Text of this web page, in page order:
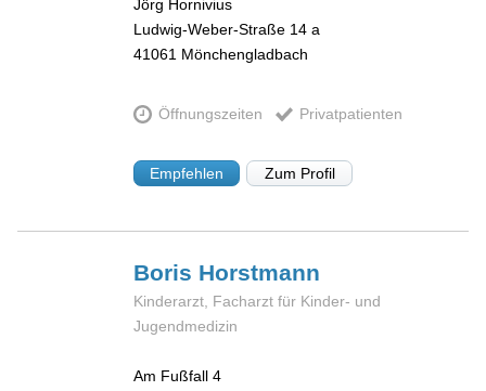
Jörg Hornivius
Ludwig-Weber-Straße 14 a
41061 Mönchengladbach
Öffnungszeiten Privatpatienten
Empfehlen Zum Profil
Boris Horstmann
Kinderarzt, Facharzt für Kinder- und
Jugendmedizin
Am Fußfall 4